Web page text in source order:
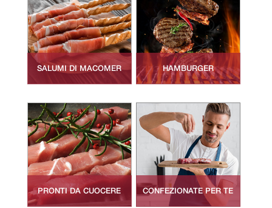
SALUMI DI MACOMER HAMBURGER
PRONTI DA CUOCERE CONFEZIONATE PER TE